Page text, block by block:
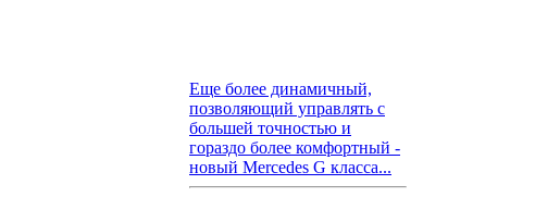
Еще более динамичный,
позволяющий управлять с
большей точностью и
гораздо более комфортный -
новый Mercedes G класса...